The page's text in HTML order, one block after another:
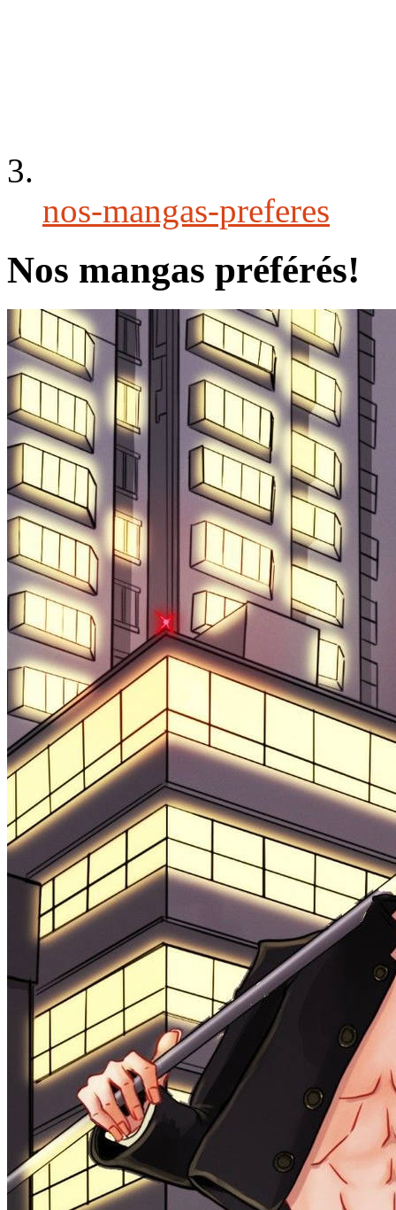
nos-mangas-preferes
Nos mangas préférés!